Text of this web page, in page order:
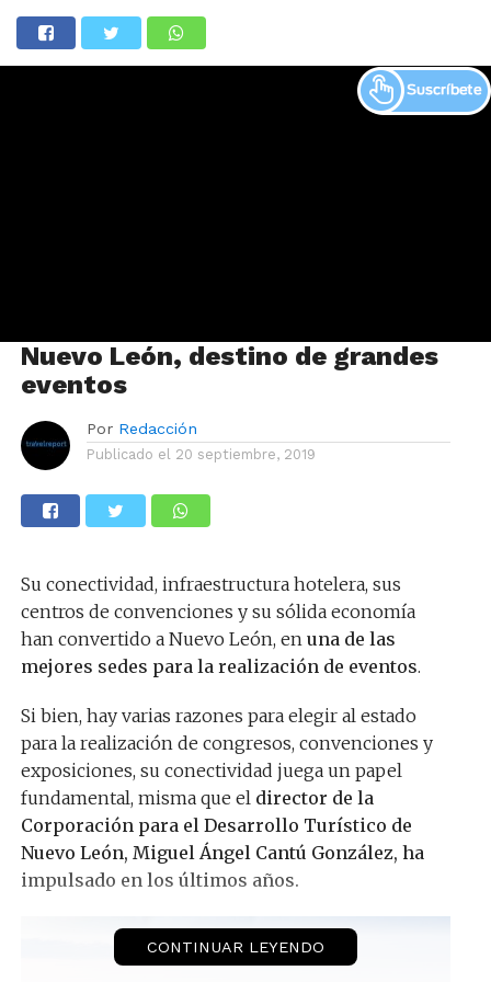
Nuevo León, destino de grandes
eventos
Por Redacción
Publicado el 20 septiembre, 2019
Su conectividad, infraestructura hotelera, sus
centros de convenciones y su sólida economía
han convertido a Nuevo León, en una de las
mejores sedes para la realización de eventos.
Si bien, hay varias razones para elegir al estado
para la realización de congresos, convenciones y
exposiciones, su conectividad juega un papel
fundamental, misma que el director de la
Corporación para el Desarrollo Turístico de
Nuevo León, Miguel Ángel Cantú González, ha
impulsado en los últimos años.
CONTINUAR LEYENDO